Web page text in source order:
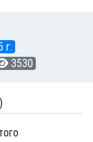
г.
3530